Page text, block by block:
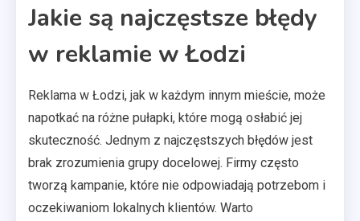
Jakie są najczęstsze błędy
w reklamie w Łodzi
Reklama w Łodzi, jak w każdym innym mieście, może
napotkać na różne pułapki, które mogą osłabić jej
skuteczność. Jednym z najczęstszych błędów jest
brak zrozumienia grupy docelowej. Firmy często
tworzą kampanie, które nie odpowiadają potrzebom i
oczekiwaniom lokalnych klientów. Warto